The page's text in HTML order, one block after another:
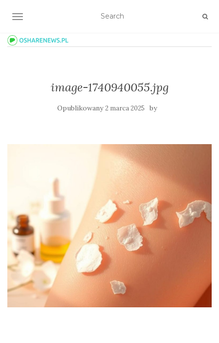
TOGGLE NAVIGATION
image-1740940055.jpg
Opublikowany2 marca 2025 by